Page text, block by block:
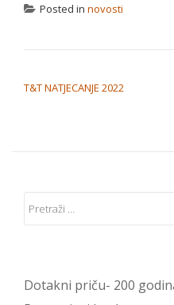
Posted in novosti
T&T NATJECANJE 2022
Dotakni priču- 200